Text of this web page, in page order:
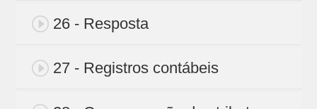
26 - Resposta
27 - Registros contábeis